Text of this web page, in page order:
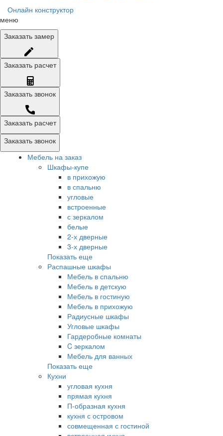
Онлайн конструктор
меню
Заказать замер
Заказать расчет
Заказать звонок
Заказать расчет
Заказать звонок
Мебель на заказ
Шкафы-купе
в прихожую
в спальню
угловые
встроенные
с зеркалом
белые
2-х дверные
3-х дверные
Показать еще
Распашные шкафы
Мебель в спальню
Мебель в детскую
Мебель в гостиную
Мебель в прихожую
Радиусные шкафы
Угловые шкафы
Гардеробные комнаты
C зеркалом
Мебель для ванных
Показать еще
Кухни
угловая кухня
прямая кухня
П-образная кухня
кухня с островом
совмещенная с гостиной